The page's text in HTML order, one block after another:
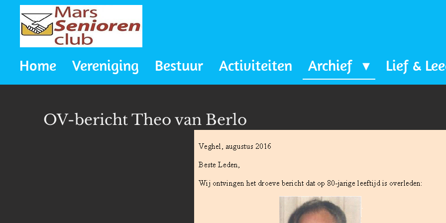
direct
naarHome Vereniging Bestuur Activiteiten Archief Lief &
OV-bericht Theo van Berlo